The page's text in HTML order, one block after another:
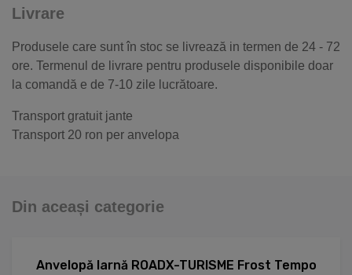
Livrare
Produsele care sunt în stoc se livrează in termen de 24 - 72
ore. Termenul de livrare pentru produsele disponibile doar
la comandă e de 7-10 zile lucrătoare.
Transport gratuit jante
Transport 20 ron per anvelopa
Din aceași categorie
Anvelopă Iarnă ROADX-TURISME Frost Tempo